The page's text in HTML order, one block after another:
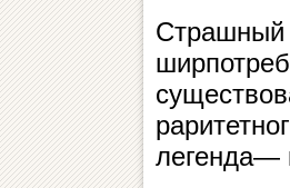
Страшный
легенда—